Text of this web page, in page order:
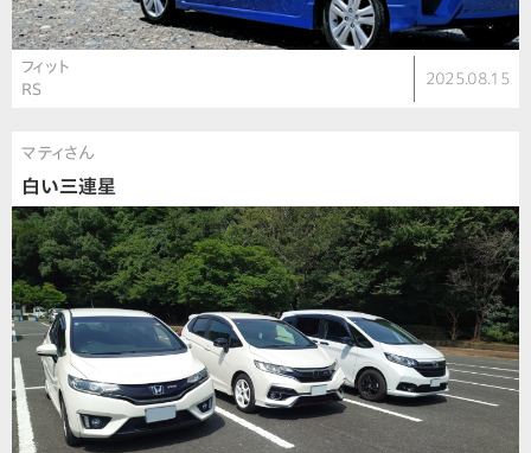
フィット
RS
2025.08.15
マティさん
白い三連星